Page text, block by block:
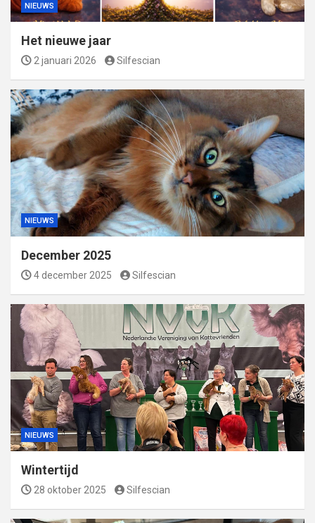
NIEUWS
Het nieuwe jaar
2 januari 2026 Silfescian
NIEUWS
December 2025
4 december 2025 Silfescian
NIEUWS
Wintertijd
28 oktober 2025 Silfescian